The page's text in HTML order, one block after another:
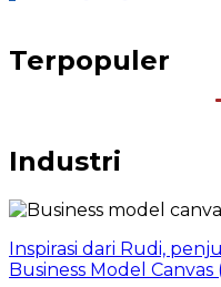
Terpopuler
Industri
Inspirasi dari Rudi,
Business Model Canvas